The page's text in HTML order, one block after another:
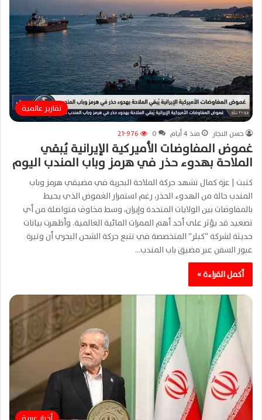
تقارير عالمية
حسن النجار منذ 4 أيام 0 21٬976
غموض المفاوضات الأميركية الإيرانية يُبقي
الملاحة بهدوء حذر في هرمز وباب المندب اليوم
كتبت | عزة كمال تشهد حركة الملاحة البحرية في مضيقي هرمز وباب
المندب حالة من الهدوء الحذر، رغم استمرار الغموض الذي يحيط
بالمفاوضات بين الولايات المتحدة وإيران، وسط مخاوف متواصلة من أي
تصعيد قد يؤثر على أحد أهم الممرات المائية العالمية. وأظهرت بيانات
حديثة لشركة “كبلر” المتخصصة في تتبع حركة الشحن البحري أن وتيرة
عبور السفن عبر مضيق باب المندب…
أكمل القراءة »